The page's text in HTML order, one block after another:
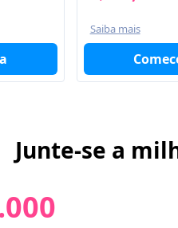
Saiba mais
Junte-se a